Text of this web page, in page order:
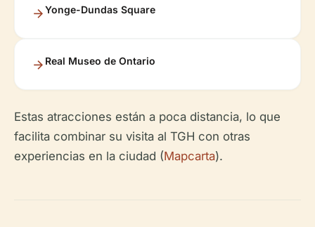
Yonge-Dundas Square
Real Museo de Ontario
Estas atracciones están a poca distancia, lo que
facilita combinar su visita al TGH con otras
experiencias en la ciudad (Mapcarta).